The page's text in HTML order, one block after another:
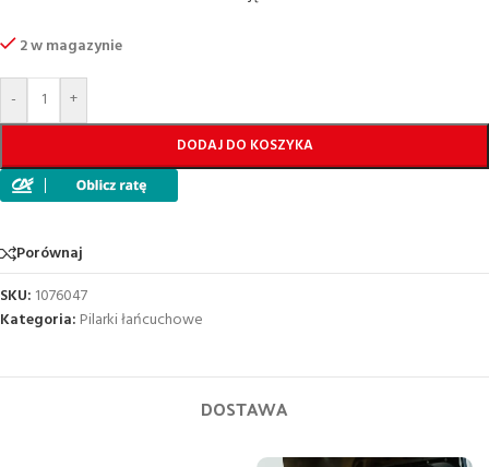
2 w magazynie
- +
DODAJ DO KOSZYKA
Porównaj
SKU: 1076047
Kategoria: Pilarki łańcuchowe
DOSTAWA